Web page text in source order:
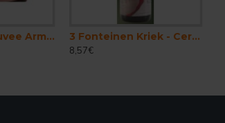
3 Fonteinen Cuvee Armand . Gaston - Cerveza Belga Lambic Gueuze 75 cl.
3 Fonteinen Kriek - Cerveza Belga Lambic 37,5cl
8,57€